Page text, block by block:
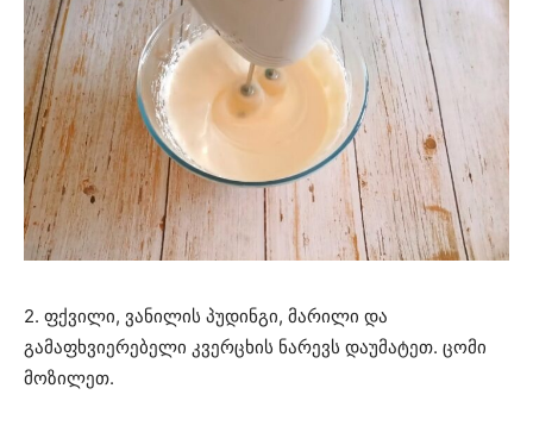
2. ფქვილი, ვანილის პუდინგი, მარილი და
გამაფხვიერებელი კვერცხის ნარევს დაუმატეთ. ცომი
მოზილეთ.